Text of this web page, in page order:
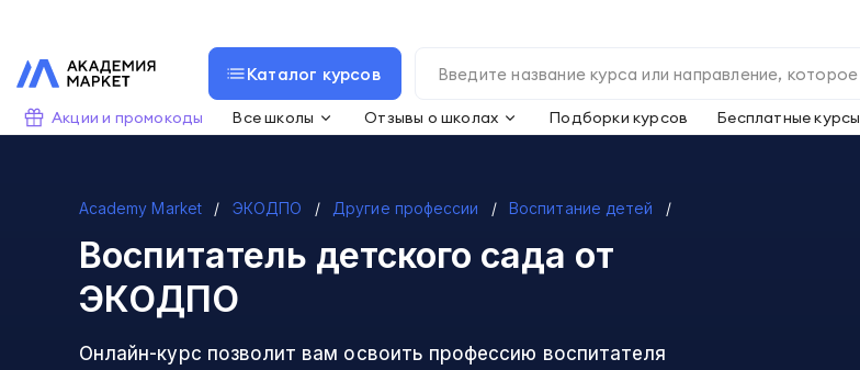
Каталог курсов
Акции и промокоды Все школы Отзывы о школах Подборки курсов Бесплатные курсы
Academy Market ЭКОДПО Другие профессии Воспитание детей
Воспитатель детского сада от
ЭКОДПО
Онлайн-курс позволит вам освоить профессию воспитателя